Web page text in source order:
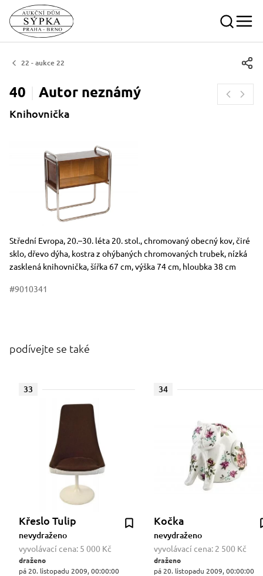
22 - aukce 22
40 Autor neznámý
Knihovnička
Rozměry
Stručný popis předmětu
Střední Evropa, 20.–30. léta 20. stol., chromovaný obecný kov, čiré
sklo, dřevo dýha, kostra z ohýbaných chromovaných trubek, nízká
zasklená knihovnička, šířka 67 cm, výška 74 cm, hloubka 38 cm
#9010341
podívejte se také
33
Křeslo Tulip
nevydraženo
vyvolávací cena: 5 000 Kč
draženo
pá 20. listopadu 2009, 00:00:00
34
Kočka
nevydraženo
vyvolávací cena: 2 500 Kč
draženo
pá 20. listopadu 2009, 00:00:00